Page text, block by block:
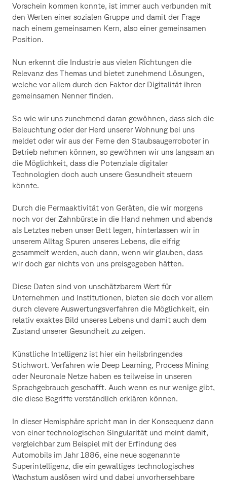
Vorschein kommen konnte, ist immer auch verbunden mit
den Werten einer sozialen Gruppe und damit der Frage
nach einem gemeinsamen Kern, also einer gemeinsamen
Position.
Nun erkennt die Industrie aus vielen Richtungen die
Relevanz des Themas und bietet zunehmend Lösungen,
welche vor allem durch den Faktor der Digitalität ihren
gemeinsamen Nenner finden.
So wie wir uns zunehmend daran gewöhnen, dass sich die
Beleuchtung oder der Herd unserer Wohnung bei uns
meldet oder wir aus der Ferne den Staubsaugerroboter in
Betrieb nehmen können, so gewöhnen wir uns langsam an
die Möglichkeit, dass die Potenziale digitaler
Technologien doch auch unsere Gesundheit steuern
könnte.
Durch die Permaaktivität von Geräten, die wir morgens
noch vor der Zahnbürste in die Hand nehmen und abends
als Letztes neben unser Bett legen, hinterlassen wir in
unserem Alltag Spuren unseres Lebens, die eifrig
gesammelt werden, auch dann, wenn wir glauben, dass
wir doch gar nichts von uns preisgegeben hätten.
Diese Daten sind von unschätzbarem Wert für
Unternehmen und Institutionen, bieten sie doch vor allem
durch clevere Auswertungsverfahren die Möglichkeit, ein
relativ exaktes Bild unseres Lebens und damit auch dem
Zustand unserer Gesundheit zu zeigen.
Künstliche Intelligenz ist hier ein heilsbringendes
Stichwort. Verfahren wie Deep Learning, Process Mining
oder Neuronale Netze haben es teilweise in unseren
Sprachgebrauch geschafft. Auch wenn es nur wenige gibt,
die diese Begriffe verständlich erklären können.
In dieser Hemisphäre spricht man in der Konsequenz dann
von einer technologischen Singularität und meint damit,
vergleichbar zum Beispiel mit der Erfindung des
Automobils im Jahr 1886, eine neue sogenannte
Superintelligenz, die ein gewaltiges technologisches
Wachstum auslösen wird und dabei unvorhersehbare